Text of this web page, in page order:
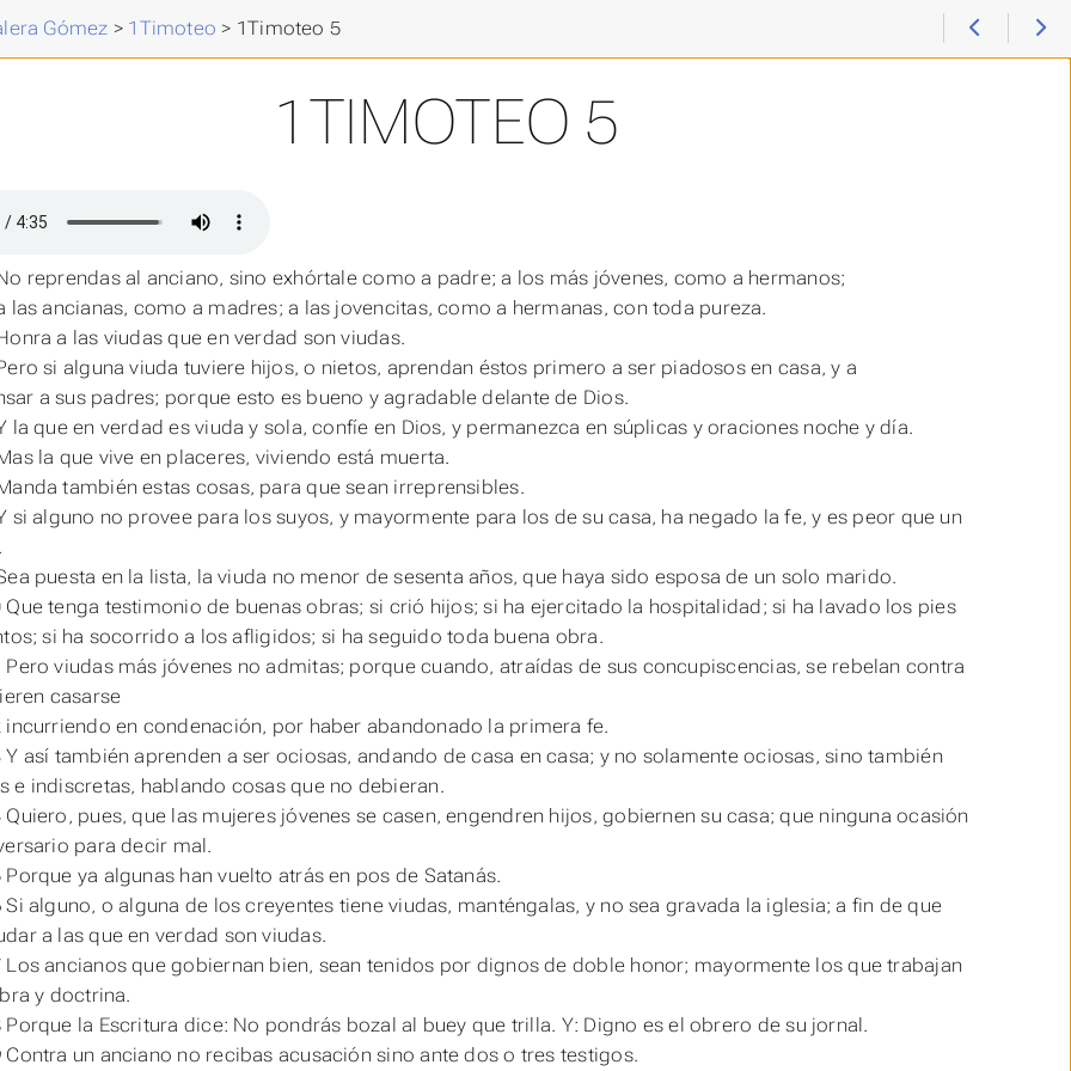
Gómez > 1Timoteo > 1Timoteo 5
1TIMOTEO 5
reprendas al anciano, sino exhórtale como a padre; a los más jóvenes, como a hermanos;
las ancianas, como a madres; a las jovencitas, como a hermanas, con toda pureza.
a las viudas que en verdad son viudas.
si alguna viuda tuviere hijos, o nietos, aprendan éstos primero a ser piadosos en casa, y a
a sus padres; porque esto es bueno y agradable delante de Dios.
la que en verdad es viuda y sola, confíe en Dios, y permanezca en súplicas y oraciones noche y día.
la que vive en placeres, viviendo está muerta.
también estas cosas, para que sean irreprensibles.
si alguno no provee para los suyos, y mayormente para los de su casa, ha negado la fe, y es peor que un
puesta en la lista, la viuda no menor de sesenta años, que haya sido esposa de un solo marido.
Que tenga testimonio de buenas obras; si crió hijos; si ha ejercitado la hospitalidad; si ha lavado los pies
si ha socorrido a los afligidos; si ha seguido toda buena obra.
Pero viudas más jóvenes no admitas; porque cuando, atraídas de sus concupiscencias, se rebelan contra
casarse
incurriendo en condenación, por haber abandonado la primera fe.
Y así también aprenden a ser ociosas, andando de casa en casa; y no solamente ociosas, sino también
e indiscretas, hablando cosas que no debieran.
Quiero, pues, que las mujeres jóvenes se casen, engendren hijos, gobiernen su casa; que ninguna ocasión
para decir mal.
Porque ya algunas han vuelto atrás en pos de Satanás.
Si alguno, o alguna de los creyentes tiene viudas, manténgalas, y no sea gravada la iglesia; a fin de que
a las que en verdad son viudas.
Los ancianos que gobiernan bien, sean tenidos por dignos de doble honor; mayormente los que trabajan
y doctrina.
Porque la Escritura dice: No pondrás bozal al buey que trilla. Y: Digno es el obrero de su jornal.
Contra un anciano no recibas acusación sino ante dos o tres testigos.